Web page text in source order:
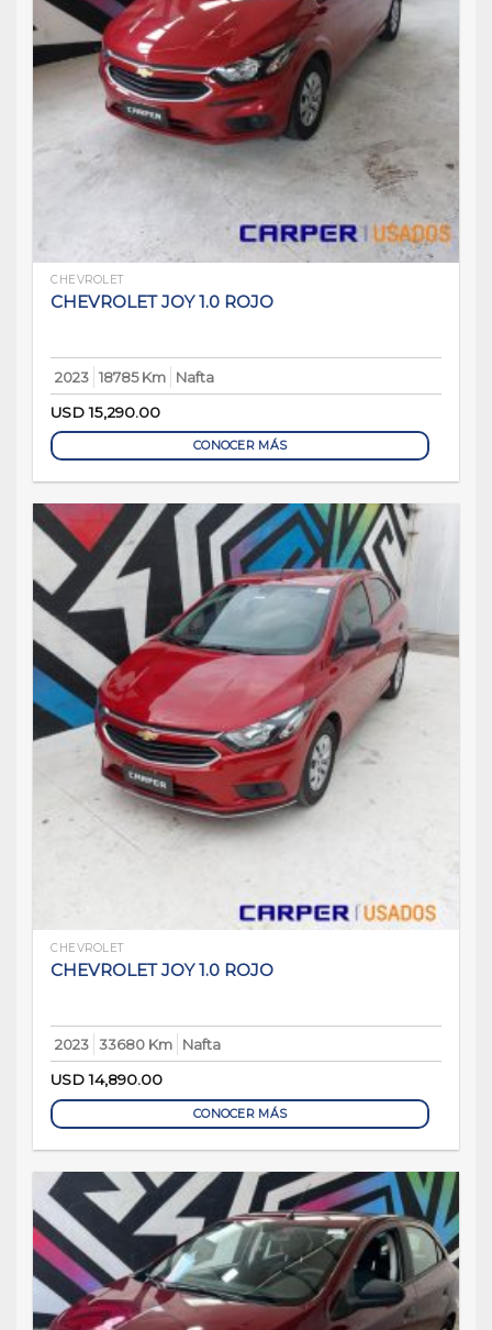
CHEVROLET
CHEVROLET JOY 1.0 ROJO
2023 18785 Km
Nafta
USD15,290.00
CONOCER MÁS
CHEVROLET
CHEVROLET JOY 1.0 ROJO
2023 33680 Km
Nafta
USD14,890.00
CONOCER MÁS